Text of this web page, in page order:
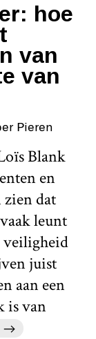
hoe
van
van
Pieren
Blank
en
zien dat
leunt
veiligheid
juist
aan een
is van